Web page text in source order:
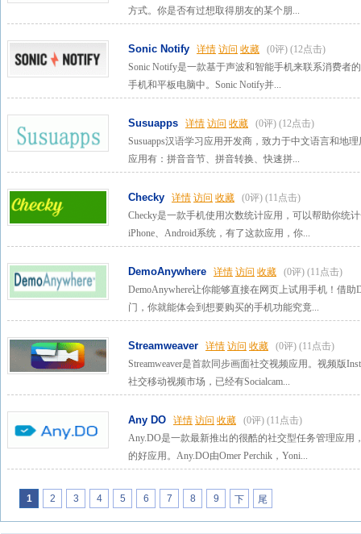
方式。你是否有过想取得朋友的某个朋...
Sonic Notify 详情 访问 收藏 (0评) (12点击)
Sonic Notify是一款基于声波和智能手机来联系消费者
手机和平板电脑中。Sonic Notify并...
Susuapps 详情 访问 收藏 (0评) (12点击)
Susuapps汉语学习应用开发商，致力于中文语言和地
应用有：拼音音节、拼音转换、快速拼...
Checky 详情 访问 收藏 (0评) (11点击)
Checky是一款手机使用次数统计应用，可以帮助你统
iPhone、Android系统，有了这款应用，你...
DemoAnywhere 详情 访问 收藏 (0评) (11点击)
DemoAnywhere让你能够直接在网页上试用手机！借
门，你就能体会到想要购买的手机功能究竟...
Streamweaver 详情 访问 收藏 (0评) (11点击)
Streamweaver是首款同步画面社交视频应用。视频版
社交移动视频市场，已经有Socialcam...
Any DO 详情 访问 收藏 (0评) (11点击)
Any.DO是一款最新推出的很酷的社交型任务管理应用
的好应用。Any.DO由Omer Perchik，Yoni...
1 2 3 4 5 6 7 8 9
下
尾